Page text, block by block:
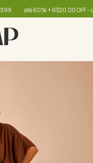
até 60% + R$20,00 OFF - use o